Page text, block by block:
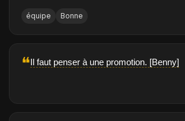
équipe Bonne
❝Il faut penser à une promotion. [Benny]